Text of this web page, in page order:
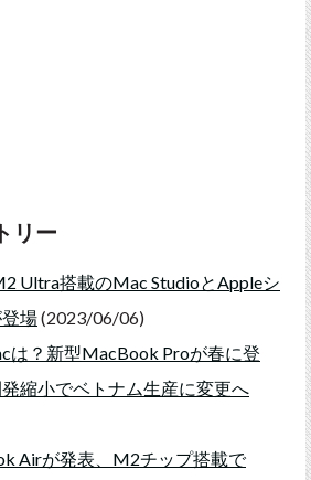
リー
Ultra搭載のMac StudioとAppleシ
場(2023/06/06)
は？新型MacBook Proが春に登
縮小でベトナム生産に変更へ
Airが発表、M2チップ搭載で